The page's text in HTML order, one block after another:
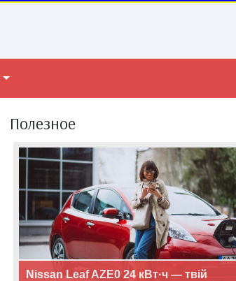
Полезное
Nissan Leaf AZE0 24 кВт·ч — твій